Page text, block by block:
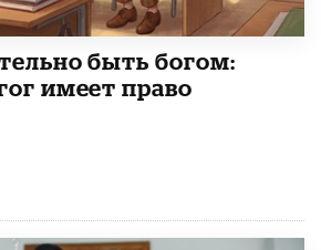
быть богом:
имеет право